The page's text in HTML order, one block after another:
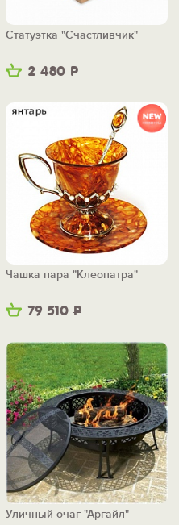
2 480 Р
Статуэтка "Счастливчик"
79 510 Р
Чашка пара "Клеопатра"
Уличный очаг "Аргайл"